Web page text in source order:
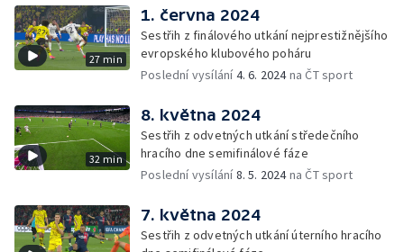
27 min
1. června 2024
Sestřih z finálového utkání nejprestižnějšího
evropského klubového poháru
Poslední vysílání4. 6. 2024na ČT sport
32 min
8. května 2024
Sestřih z odvetných utkání středečního
hracího dne semifinálové fáze
Poslední vysílání8. 5. 2024na ČT sport
7. května 2024
Sestřih z odvetných utkání úterního hracího